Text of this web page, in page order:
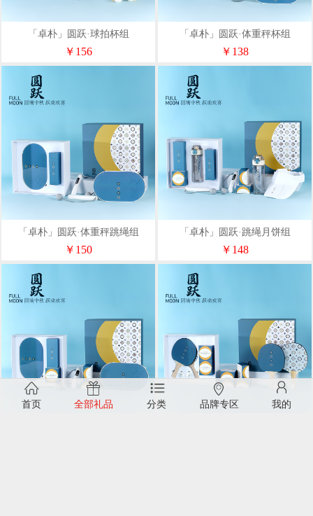
「卓朴」圆跃·球拍杯组
￥156
「卓朴」圆跃·体重秤杯组
￥138
「卓朴」圆跃·体重秤跳绳组
￥150
「卓朴」圆跃·跳绳月饼组
￥148
首页 全部礼品 分类 品牌专区 我的